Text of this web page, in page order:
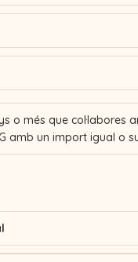
o més que col·labores
amb un import igual o